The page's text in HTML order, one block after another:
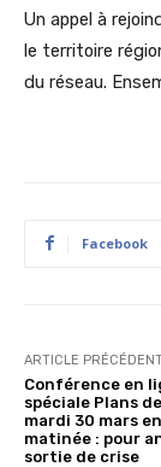
Un appel à
le territoire
du réseau.
Facebook
ARTICLE
Conférence en
spéciale Plans
mardi 30 mars
matinée : pour
sortie de crise